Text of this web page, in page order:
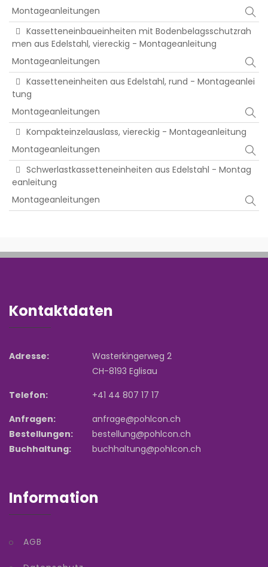
Montageanleitungen
Kassetteneinbaueinheiten mit Bodenbelagsschutzrah
men aus Edelstahl, viereckig - Montageanleitung
Montageanleitungen
Kassetteneinheiten aus Edelstahl, rund - Montageanlei
tung
Montageanleitungen
Kompakteinzelauslass, viereckig - Montageanleitung
Montageanleitungen
Schwerlastkassetteneinheiten aus Edelstahl - Montag
eanleitung
Montageanleitungen
Kontaktdaten
Adresse:
Wasterkingerweg 2
CH-8193 Eglisau
Telefon:
+41 44 807 17 17
Anfragen:
Bestellungen:
Buchhaltung:
anfrage@pohlcon.ch
bestellung@pohlcon.ch
buchhaltung@pohlcon.ch
Information
AGB